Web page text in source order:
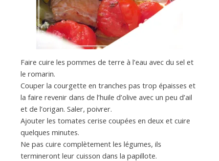
Faire cuire les pommes de terre à l’eau avec du sel et
le romarin.
Couper la courgette en tranches pas trop épaisses et
la faire revenir dans de l’huile d’olive avec un peu d’ail
et de l’origan. Saler, poivrer.
Ajouter les tomates cerise coupées en deux et cuire
quelques minutes.
Ne pas cuire complètement les légumes, ils
termineront leur cuisson dans la papillote.